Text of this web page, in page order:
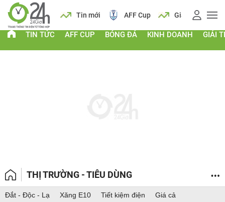
Lịch Tin mới AFF Cup Giá vàng
TIN TỨC AFF CUP BÓNG ĐÁ KINH DOANH GIẢI
THỊ TRƯỜNG - TIÊU DÙNG
Đắt - Độc - Lạ Xăng E10 Tiết kiệm điện Giá cả